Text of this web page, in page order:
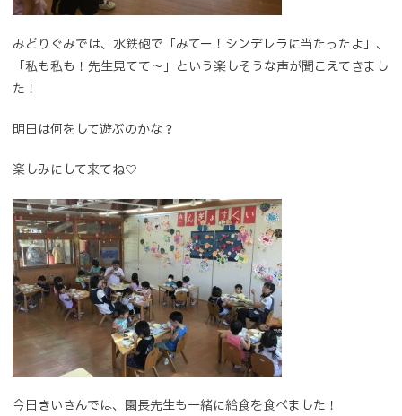
みどりぐみでは、水鉄砲で「みてー！シンデレラに当たったよ」、
「私も私も！先生見てて～」という楽しそうな声が聞こえてきまし
た！
明日は何をして遊ぶのかな？
楽しみにして来てね♡
今日きいさんでは、園長先生も一緒に給食を食べました！